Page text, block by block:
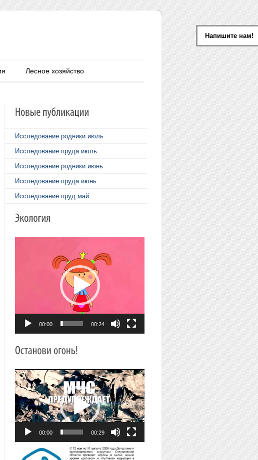
Лесное хозяйство
Исследование родники июль
Исследование пруда июль
Исследование родники июнь
Исследование пруда июнь
Исследование пруд май
00:00 00:24
Видеоплеер
00:00 00:29
Напишите нам!